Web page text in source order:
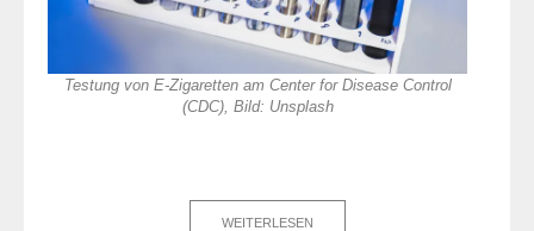
Testung von E-Zigaretten am Center for Disease Control
(CDC), Bild: Unsplash
WEITERLESEN